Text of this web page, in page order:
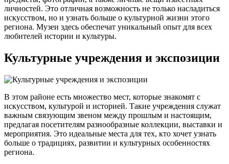
личностей. Это отличная возможность не только насладиться
искусством, но и узнать больше о культурной жизни этого
региона. Музеи здесь обеспечат уникальный опыт для всех
любителей истории и культуры.
Культурные учреждения и экспозиции
В этом районе есть множество мест, которые знакомят с
искусством, культурой и историей. Такие учреждения служат
важным связующим звеном между прошлым и настоящим,
предлагая посетителям разнообразные коллекции, выставки и
мероприятия. Это идеальные места для тех, кто хочет узнать
больше о традициях, развитии и культурных особенностях
региона.